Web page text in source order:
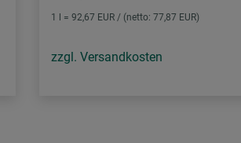
1 l = 92,67 EUR / (netto: 77,87 EUR)
zzgl. Versandkosten